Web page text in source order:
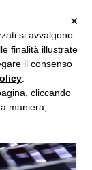
Civili e Penali
×
si avvalgono
finalità illustrate
il consenso
cliccando
maniera,